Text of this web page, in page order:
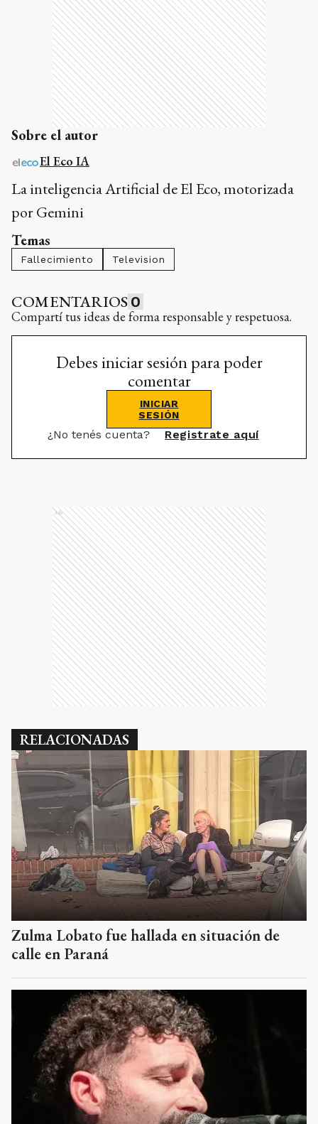
Sobre el autor
El Eco IA
La inteligencia Artificial de El Eco, motorizada
por Gemini
Temas
Fallecimiento Television
COMENTARIOS 0
Compartí tus ideas de forma responsable y respetuosa.
Debes iniciar sesión para poder
comentar
INICIAR
SESIÓN
¿No tenés cuenta? Registrate aquí
Ads
RELACIONADAS
Zulma Lobato fue hallada en situación de
calle en Paraná